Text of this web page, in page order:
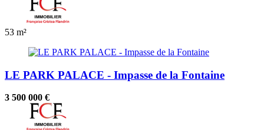
53 m²
LE PARK PALACE - Impasse de la Fontaine
3 500 000 €